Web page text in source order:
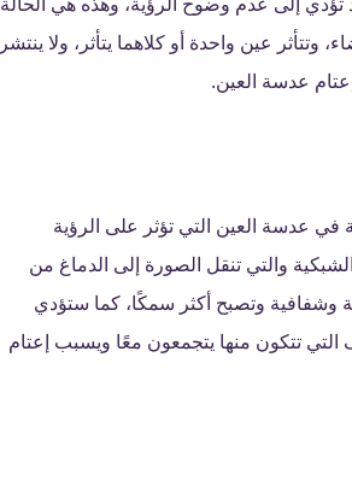
إلى عدم وضوح الرؤية، وهذه هي الحالة
وتتأثر عين واحدة أو كلاهما يتأثر، ولا ينتشر
عدسة العين.
في عدسة العين التي تؤثر على الرؤية
والتي تنقل الصورة إلى الدماغ من
وشفافية وتصبح أكثر سمكًا، كما ستؤدي
التي تتكون منها يتجمعون معًا ويسبب إعتام